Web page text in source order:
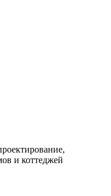
и коттеджей